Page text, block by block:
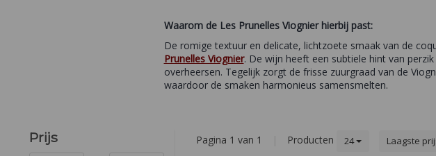
Waarom de Les Prunelles Viognier hierbij past:
De romige textuur en delicate, lichtzoete smaak van de
Prunelles Viognier. De wijn heeft een subtiele hint van
overheersen. Tegelijk zorgt de frisse zuurgraad van de
waardoor de smaken harmonieus samensmelten.
Prijs Pagina 1 van 1 Producten 24 Laagste